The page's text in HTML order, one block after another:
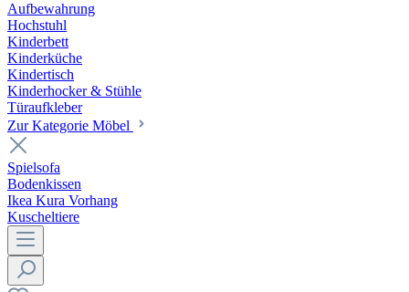
Aufbewahrung
Hochstuhl
Kinderbett
Kinderküche
Kindertisch
Kinderhocker & Stühle
Türaufkleber
Zur Kategorie Möbel
Spielsofa
Bodenkissen
Ikea Kura Vorhang
Kuscheltiere